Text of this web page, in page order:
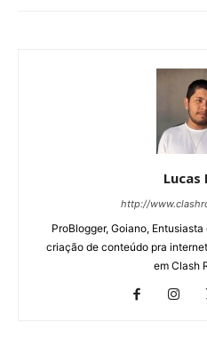
Lucas
http://
ProBlogger, Goiano,
criação de conteúdo pra
em Clash